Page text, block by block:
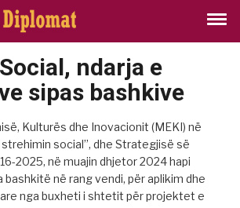
ndarja e
sipas bashkive
Kulturës dhe Inovacionit (MEKI) në
social”, dhe Strategjisë së
2025, në muajin dhjetor 2024 hapi
në rang vendi, për aplikim dhe
nga buxheti i shtetit për projektet e